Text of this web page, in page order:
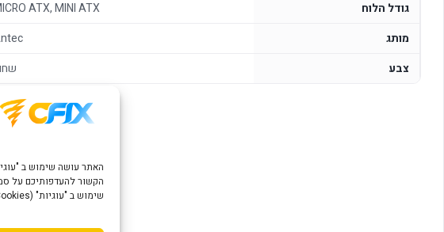
הקשור להעדפותיכם על
שימוש ב "עוגיות" (Cookies) שלה ושל צדדים שלישיים. מידע נוסף ניתן למצוא ב
גודל הלוח
ATX, MINI ATX
מותג
צבע